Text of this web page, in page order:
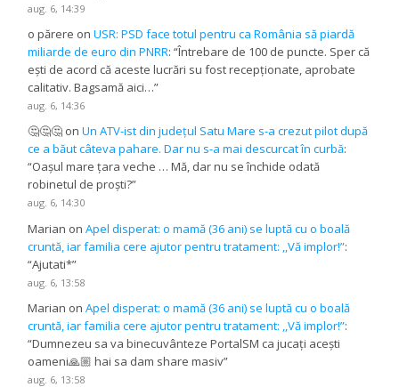
aug. 6, 14:39
o părere onUSR: PSD face totul pentru ca România să piardă
miliarde de euro din PNRR: “Întrebare de 100 de puncte. Sper că
ești de acord că aceste lucrări su fost recepționate, aprobate
calitativ. Bagsamă aici…”
aug. 6, 14:36
🤔🤔🤔 onUn ATV-ist din județul Satu Mare s-a crezut pilot după
ce a băut câteva pahare. Dar nu s-a mai descurcat în curbă:
“Oașul mare țara veche … Mă, dar nu se închide odată
robinetul de proști?”
aug. 6, 14:30
Marian onApel disperat: o mamă (36 ani) se luptă cu o boală
cruntă, iar familia cere ajutor pentru tratament: ,,Vă implor!”:
“Ajutati*”
aug. 6, 13:58
Marian onApel disperat: o mamă (36 ani) se luptă cu o boală
cruntă, iar familia cere ajutor pentru tratament: ,,Vă implor!”:
“Dumnezeu sa va binecuvânteze PortalSM ca jucați acești
oameni🙏🏼 hai sa dam share masiv”
aug. 6, 13:58